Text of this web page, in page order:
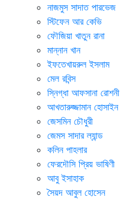
নাজমুস সাদাত পারভেজ
স্টিফেন আর কেভি
ফৌজিয়া খাতুন রানা
মান্নান খান
ইফতেখায়রুল ইসলাম
মেল রবিন্স
স্নিগ্ধা আফসানা রোশনী
আখতারুজ্জামান হোসাইন
জেসমিন চৌধুরী
জেমস সাদার ল্যান্ড
কলিন পাহলার
ফেরদৌসি প্রিয় ভাষিণী
আবু ইসাহাক
সৈয়দ আবুল হোসেন